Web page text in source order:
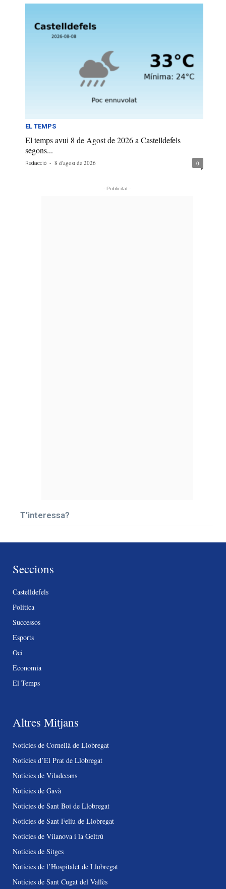
EL TEMPS
El temps avui 8 de Agost de 2026 a Castelldefels
segons...
Redacció - 8 d'agost de 2026 0
- Publicitat -
T’interessa?
Seccions
Castelldefels
Política
Successos
Esports
Oci
Economia
El Temps
Altres Mitjans
Notícies de Cornellà de Llobregat
Notícies d’El Prat de Llobregat
Notícies de Viladecans
Notícies de Gavà
Notícies de Sant Boi de Llobregat
Notícies de Sant Feliu de Llobregat
Notícies de Vilanova i la Geltrú
Notícies de Sitges
Notícies de l’Hospitalet de Llobregat
Notícies de Sant Cugat del Vallès